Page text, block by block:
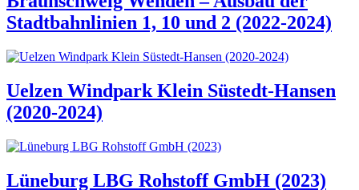
Stadtbahnlinien 1, 10 und 2 (2022-2024)
Uelzen Windpark Klein Süstedt-Hansen
(2020-2024)
Lüneburg LBG Rohstoff GmbH (2023)